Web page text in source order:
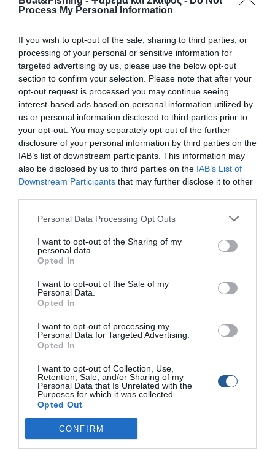
Process My Personal Information
If you wish to opt-out of the sale, sharing to third parties, or
processing of your personal or sensitive information for
targeted advertising by us, please use the below opt-out
section to confirm your selection. Please note that after your
opt-out request is processed you may continue seeing
interest-based ads based on personal information utilized by
us or personal information disclosed to third parties prior to
your opt-out. You may separately opt-out of the further
disclosure of your personal information by third parties on the
IAB’s list of downstream participants. This information may
also be disclosed by us to third parties on the IAB’s List of
Downstream Participants that may further disclose it to other
Personal Data Processing Opt Outs
I want to opt-out of the Sharing of my
personal data.
Opted In
I want to opt-out of the Sale of my
Personal Data.
Opted In
I want to opt-out of processing my
Personal Data for Targeted Advertising.
Opted In
I want to opt-out of Collection, Use,
Retention, Sale, and/or Sharing of my
Personal Data that Is Unrelated with the
Purposes for which it was collected.
Opted Out
CONFIRM
Πλάνοι GEKITO JIG AERO της OWNER
Πλάνοι GEKITO JIG AERO της OWNER Οι πλάνοι της σειράς
κίνηση µέσα στο νερό, µετά από κάθε χτύπηµα του καλαµιού
µας. Επιπλέον, διαθέτουν ειδικά µελετηµένο σχήµα και έχουν
για µακρινές βολές. Ένα ακόµη στοιχείο που […]